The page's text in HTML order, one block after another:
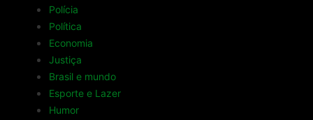
Polícia
Política
Economia
Justiça
Brasil e mundo
Esporte e Lazer
Humor